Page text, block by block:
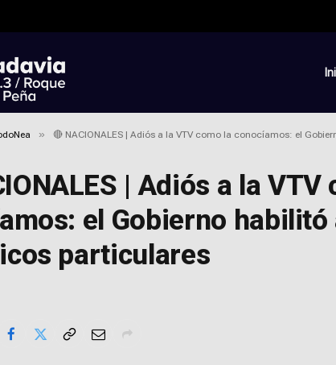
» 🔴 NACIONALES | Adiós a la VTV como la conocíamos: el
| Adiós a la VTV
el Gobierno habilitó
particulares